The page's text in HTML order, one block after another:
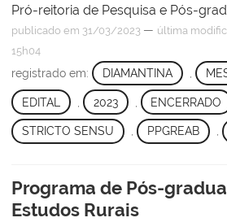
Pró-reitoria de Pesquisa e Pós-
publicado em 31/03/2023 — última
15h04
registrado em: DIAMANTINA
EDITAL 2023 ENCERRADO
STRICTO SENSU , PPGREAB ,
Programa de Pós-
Estudos Rurais